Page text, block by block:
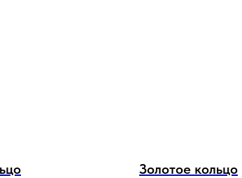
Золотое кольцо